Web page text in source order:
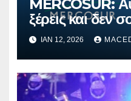
MERCOSUR:
ξέρεις και δεν
ΙΑΝ 12, 2026